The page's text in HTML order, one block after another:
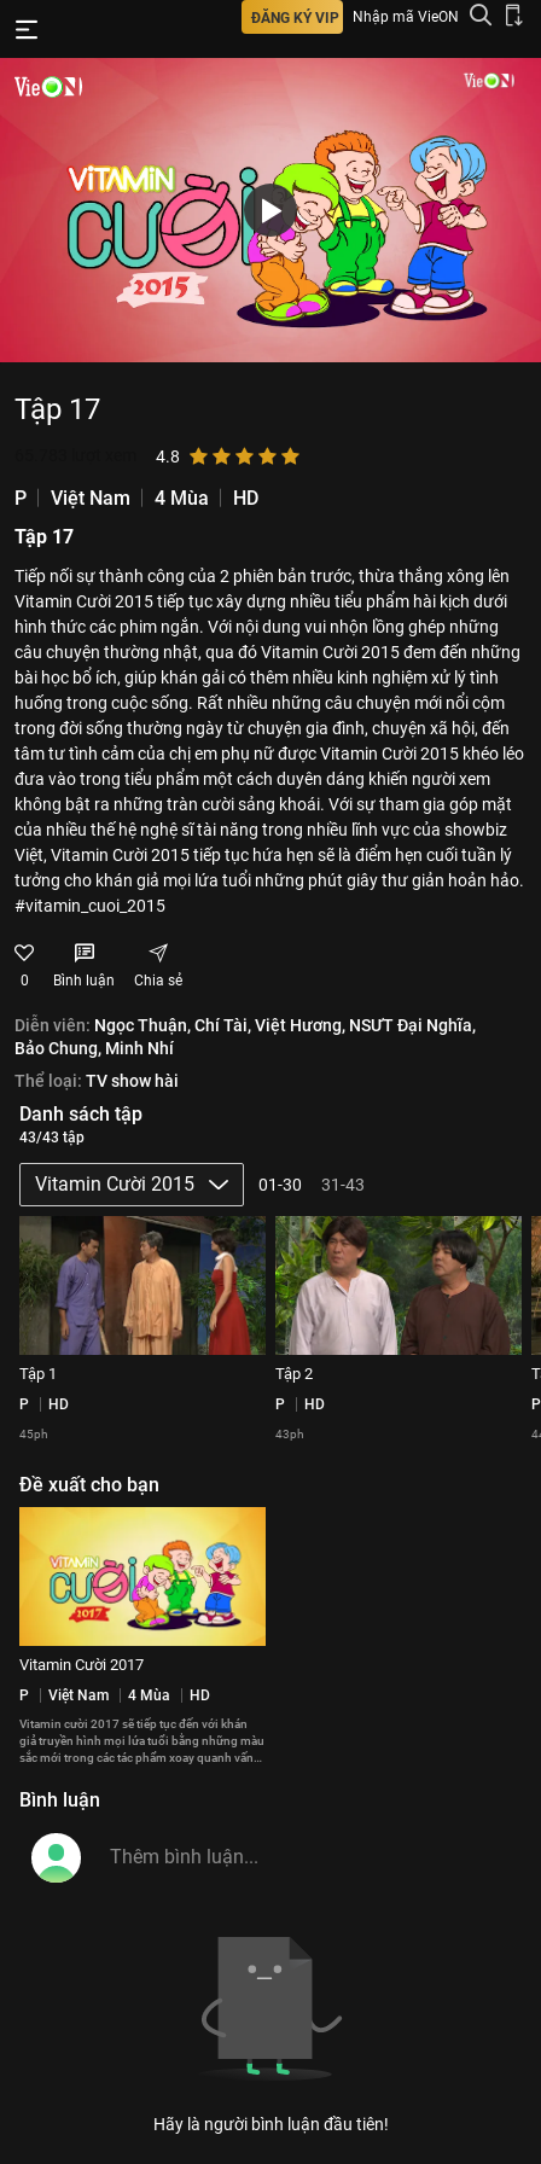
ĐĂNG KÝ VIP Nhập mã VieON
Tập 17
4.8
P Việt Nam 4 Mùa
HD
Tập 17
Tiếp nối sự thành công của 2 phiên bản trước, thừa thắng xông lên
Vitamin Cười 2015 tiếp tục xây dựng nhiều tiểu phẩm hài kịch dưới
hình thức các phim ngắn. Với nội dung vui nhộn lồng ghép những
câu chuyện thường nhật, qua đó Vitamin Cười 2015 đem đến những
bài học bổ ích, giúp khán gải có thêm nhiều kinh nghiệm xử lý tình
huống trong cuộc sống. Rất nhiều những câu chuyện mới nổi cộm
trong đời sống thường ngày từ chuyện gia đình, chuyện xã hội, đến
tâm tư tình cảm của chị em phụ nữ được Vitamin Cười 2015 khéo léo
đưa vào trong tiểu phẩm một cách duyên dáng khiến người xem
không bật ra những tràn cười sảng khoái. Với sự tham gia góp mặt
của nhiều thế hệ nghệ sĩ tài năng trong nhiều lĩnh vực của showbiz
Việt, Vitamin Cười 2015 tiếp tục hứa hẹn sẽ là điểm hẹn cuối tuần lý
tưởng cho khán giả mọi lứa tuổi những phút giây thư giản hoản hảo.
#vitamin_cuoi_2015
0 Bình luận Chia sẻ
Diễn viên: Ngọc Thuận,Chí Tài,Việt Hương, NSƯT Đại Nghĩa,
Bảo Chung, Minh Nhí
Thể loại: TV show hài
Danh sách tập
43/43 tập
Vitamin Cười 2015 01-30 31-43
Tập 1
P HD
45ph
Tập 2
P HD
43ph
P
Đề xuất cho bạn
Vitamin Cười 2017
P Việt Nam 4 Mùa HD
Vitamin cười 2017 sẽ tiếp tục đến với khán
giả truyền hình mọi lứa tuổi bằng những màu
sắc mới trong các tác phẩm xoay quanh vấn
#vitamin_cuoi_2017
Bình luận
Hãy là người bình luận đầu tiên!